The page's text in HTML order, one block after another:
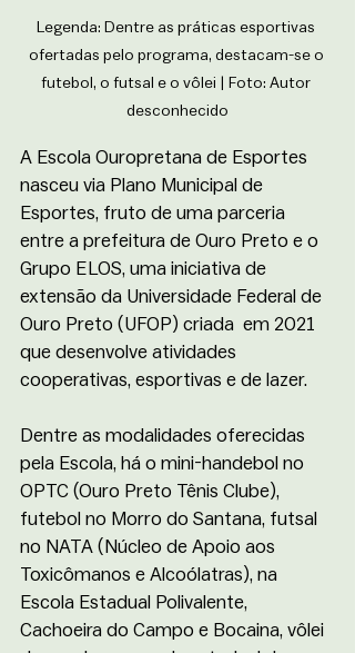
Legenda: Dentre as práticas esportivas
ofertadas pelo programa, destacam-se o
futebol, o futsal e o vôlei | Foto: Autor
desconhecido
A Escola Ouropretana de Esportes
nasceu via Plano Municipal de
Esportes, fruto de uma parceria
entre a prefeitura de Ouro Preto e o
Grupo ELOS, uma iniciativa de
extensão da Universidade Federal de
Ouro Preto (UFOP) criada  em 2021
que desenvolve atividades
cooperativas, esportivas e de lazer.
Dentre as modalidades oferecidas
pela Escola, há o mini-handebol no
OPTC (Ouro Preto Tênis Clube),
futebol no Morro do Santana, futsal
no NATA (Núcleo de Apoio aos
Toxicômanos e Alcoólatras), na
Escola Estadual Polivalente,
Cachoeira do Campo e Bocaina, vôlei